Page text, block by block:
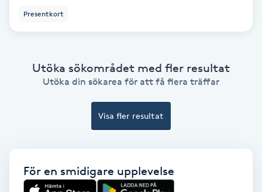
Gellack
Gellack med förstärkning
Gravidyoga
Presentkort
Utöka sökområdet med fler resultat
Utöka din sökarea för att få flera träffar
Visa fler resultat
För en smidigare upplevelse